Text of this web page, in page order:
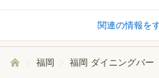
関連の情報を
福岡 福岡 ダイニングバー